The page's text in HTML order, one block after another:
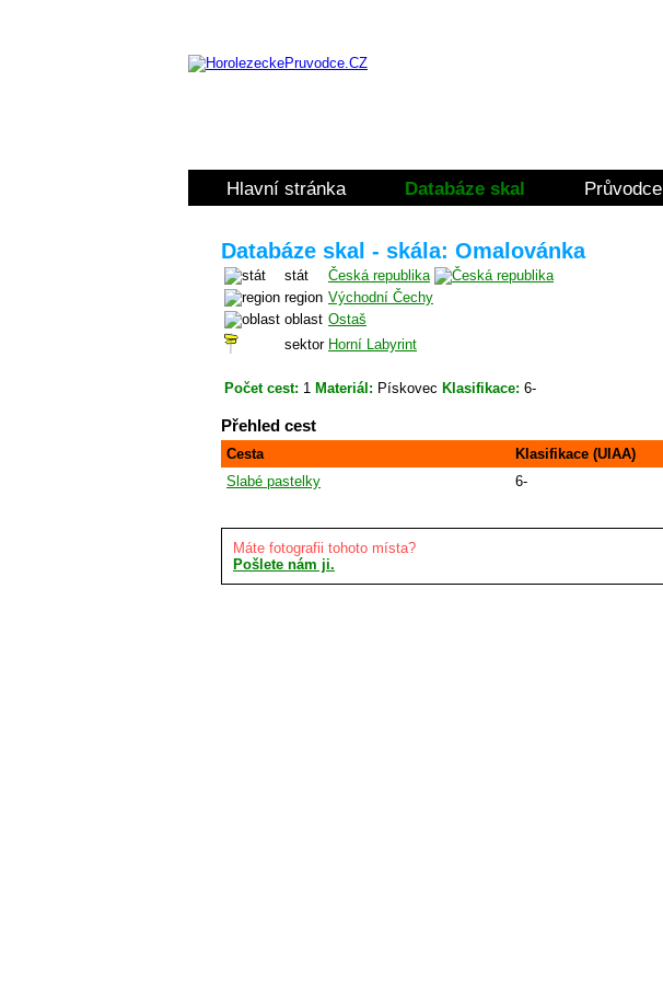
Hlavní stránka Databáze skal Průvodce
Databáze skal - skála: Omalovánka
stát
Česká republika
region Východní Čechy
oblast Ostaš
sektor Horní Labyrint
Počet cest: 1 Materiál: Pískovec Klasifikace: 6-
Přehled cest
Cesta Klasifikace (UIAA)
Slabé pastelky
6-
Máte fotografii tohoto místa?
Pošlete nám ji.